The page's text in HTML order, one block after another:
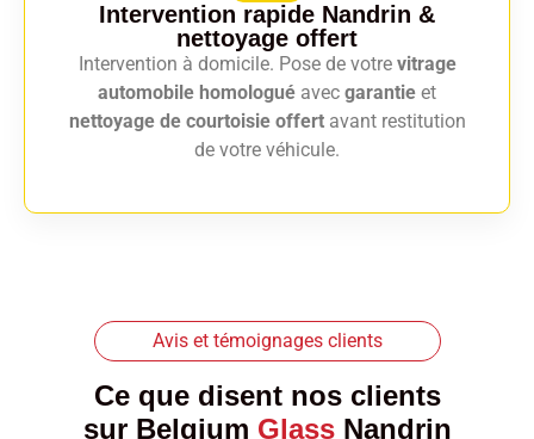
Intervention rapide Nandrin &
nettoyage offert
Intervention à domicile. Pose de votre vitrage
automobile homologué avec garantie et
nettoyage de courtoisie offertavant restitution
de votre véhicule.
Avis et témoignages clients
Ce que disent nos clients
sur Belgium GlassNandrin